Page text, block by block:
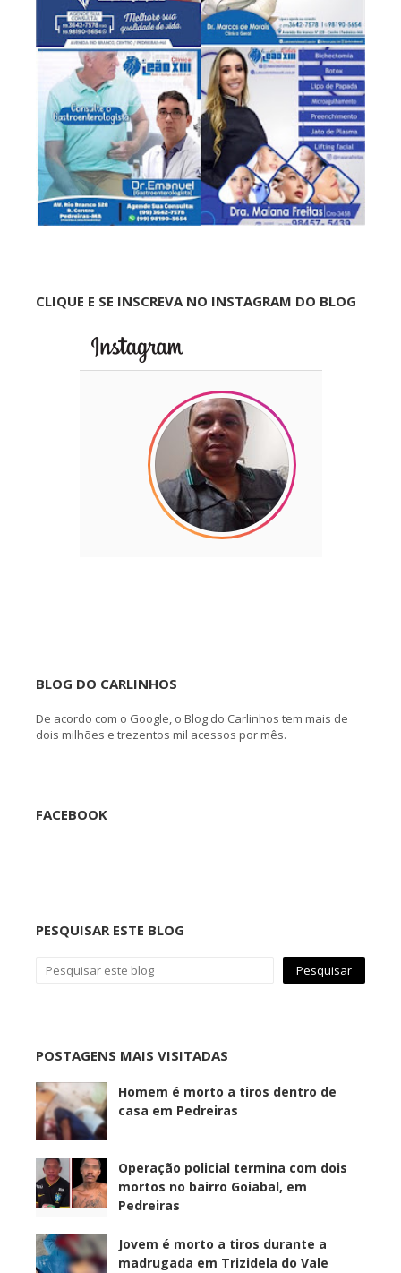
CLIQUE E SE INSCREVA NO INSTAGRAM DO BLOG
BLOG DO CARLINHOS
De acordo com o Google, o Blog do Carlinhos tem mais de
dois milhões e trezentos mil acessos por mês.
FACEBOOK
PESQUISAR ESTE BLOG
POSTAGENS MAIS VISITADAS
Homem é morto a tiros dentro de
casa em Pedreiras
Operação policial termina com dois
mortos no bairro Goiabal, em
Pedreiras
Jovem é morto a tiros durante a
madrugada em Trizidela do Vale